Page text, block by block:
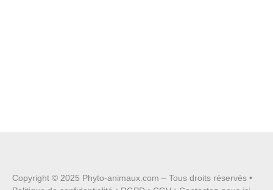
Copyright © 2025 Phyto-animaux.com – Tous droits réservés •